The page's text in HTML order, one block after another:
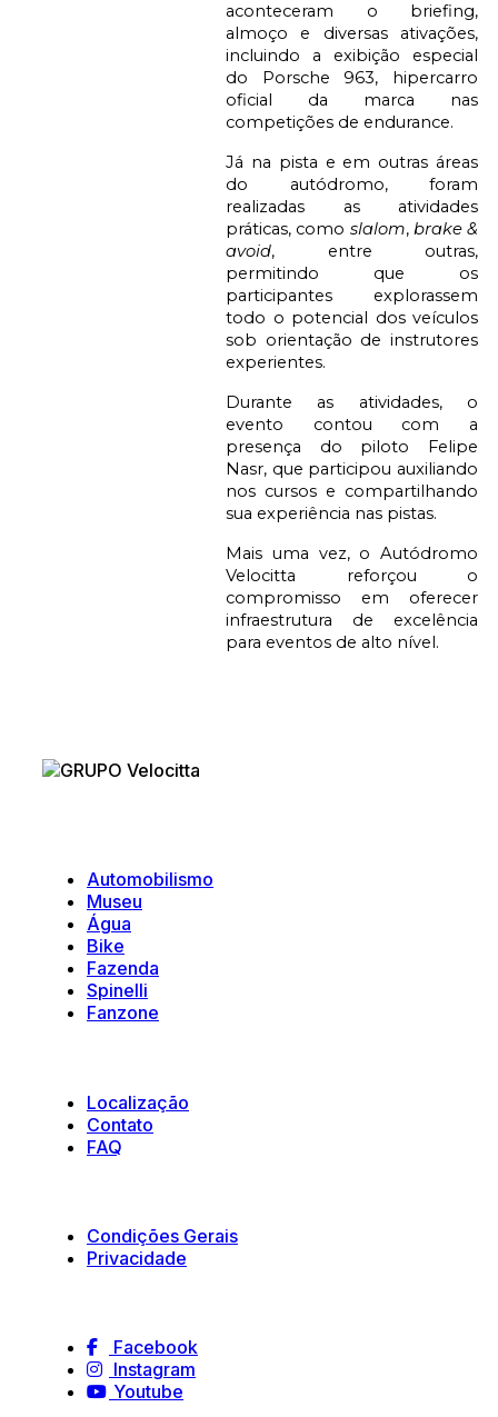
aconteceram o briefing,
almoço e diversas ativações,
incluindo a exibição especial
do Porsche 963, hipercarro
oficial da marca nas
competições de endurance.
Já na pista e em outras áreas
do autódromo, foram
realizadas as atividades
práticas, como slalom, brake &
avoid, entre outras,
permitindo que os
participantes explorassem
todo o potencial dos veículos
sob orientação de instrutores
experientes.
Durante as atividades, o
evento contou com a
presença do piloto Felipe
Nasr, que participou auxiliando
nos cursos e compartilhando
sua experiência nas pistas.
Mais uma vez, o Autódromo
Velocitta reforçou o
compromisso em oferecer
infraestrutura de excelência
para eventos de alto nível.
Automobilismo
Museu
Água
Bike
Fazenda
Spinelli
Fanzone
Localização
Contato
FAQ
Condições Gerais
Privacidade
Facebook
Instagram
Youtube